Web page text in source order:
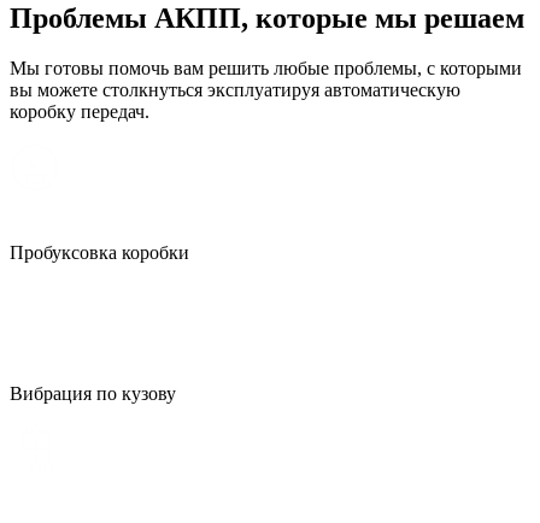
Проблемы АКПП, которые мы решаем
Мы готовы помочь вам решить любые проблемы, с которыми
вы можете столкнуться эксплуатируя автоматическую
коробку передач.
Пробуксовка коробки
Вибрация по кузову